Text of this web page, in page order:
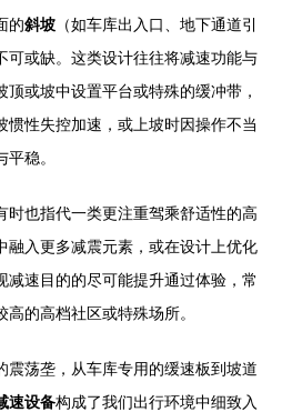
的斜坡 （如车库出入口、地下通道引
可或缺。这类设计往往将减速功能与
或坡中设置平台或特殊的缓冲带，
惯性失控加速，或上坡时因操作不当
稳。
时也指代一类更注重驾乘舒适性的高
融入更多减震元素，或在设计上优化
减速目的的尽可能提升通过体验，常
的高档社区或特殊场所。
震荡垄，从车库专用的缓速板到坡道
速设备构成了我们出行环境中细致入